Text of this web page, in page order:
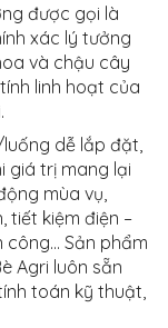
được gọi là
xác lý tưởng
và chậu cây
linh hoạt của
dễ lắp đặt,
giá trị mang lại
mùa vụ,
tiết kiệm điện –
công… Sản phẩm
Agri luôn sẵn
toán kỹ thuật,